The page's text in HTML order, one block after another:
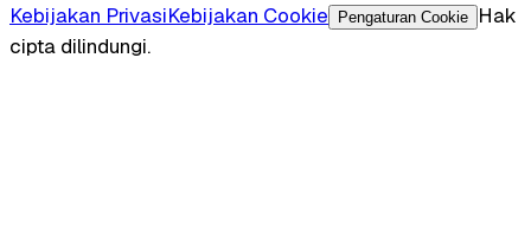
Kebijakan PrivasiKebijakan Cookie Pengaturan Cookie
Hak
cipta dilindungi.